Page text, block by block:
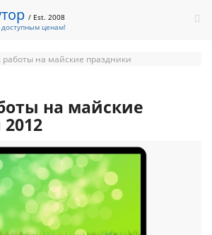
/ Est. 2008
ценам!
работы на майские праздники
на майские